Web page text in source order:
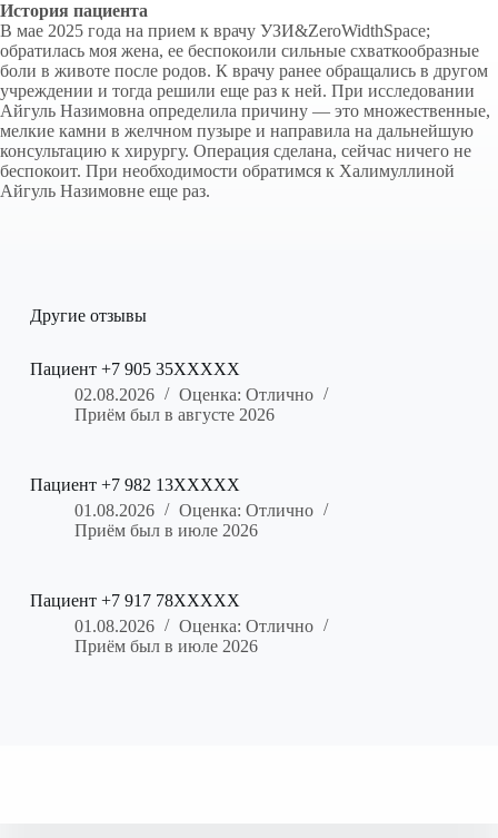
История пациента
В мае 2025 года на прием к врачу УЗИ&ZeroWidthSpace;
обратилась моя жена, ее беспокоили сильные схваткообразные
боли в животе после родов. К врачу ранее обращались в другом
учреждении и тогда решили еще раз к ней. При исследовании
Айгуль Назимовна определила причину — это множественные,
мелкие камни в желчном пузыре и направила на дальнейшую
консультацию к хирургу. Операция сделана, сейчас ничего не
беспокоит. При необходимости обратимся к Халимуллиной
Айгуль Назимовне еще раз.
Другие отзывы
Пациент +7 905 35XXXXX
02.08.2026
Оценка: Отлично
Приём был в августе 2026
Пациент +7 982 13XXXXX
01.08.2026
Оценка: Отлично
Приём был в июле 2026
Пациент +7 917 78XXXXX
01.08.2026
Оценка: Отлично
Приём был в июле 2026